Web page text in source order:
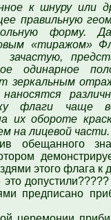
к шнуру или
правильную
форму.
«тиражом»
одинарное
зеркальным
флаги чаще
их обороте
на лицевой части.
обещанного
этого флага к
это
предписано